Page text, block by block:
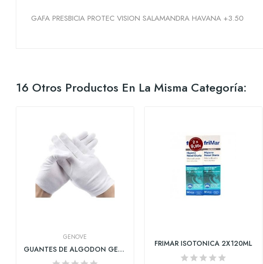
GAFA PRESBICIA PROTEC VISION SALAMANDRA HAVANA +3.50
16 Otros Productos En La Misma Categoría:
GENOVE
GUANTES DE ALGODON GENOCURE DERMATOLOGICO 2...
FRIMAR ISOTONICA 2X120ML